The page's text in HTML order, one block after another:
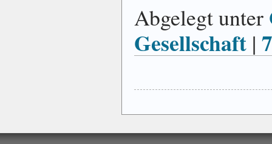
Abgelegt unter
Gesellschaft |